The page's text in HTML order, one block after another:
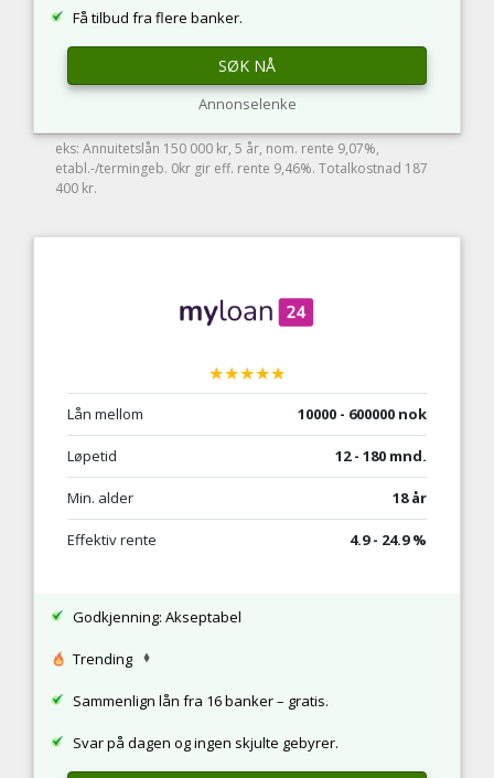
Få tilbud fra flere banker.
SØK NÅ
Annonselenke
eks: Annuitetslån 150 000 kr, 5 år, nom. rente 9,07%,
etabl.-/termingeb. 0kr gir eff. rente 9,46%. Totalkostnad 187
400 kr.
★★★★★
Lån mellom 10000 - 600000 nok
Løpetid 12 - 180 mnd.
Min. alder 18 år
Effektiv rente 4.9 - 24.9 %
Godkjenning: Akseptabel
Trending
Sammenlign lån fra 16 banker – gratis.
Svar på dagen og ingen skjulte gebyrer.